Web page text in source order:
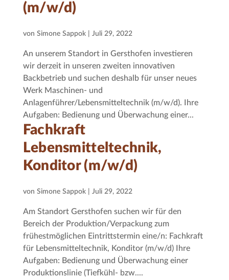
(m/w/d)
von Simone Sappok| Juli 29, 2022
An unserem Standort in Gersthofen investieren
wir derzeit in unseren zweiten innovativen
Backbetrieb und suchen deshalb für unser neues
Werk Maschinen- und
Anlagenführer/Lebensmitteltechnik (m/w/d). Ihre
Aufgaben: Bedienung und Überwachung einer...
Fachkraft
Lebensmitteltechnik,
Konditor (m/w/d)
von Simone Sappok| Juli 29, 2022
Am Standort Gersthofen suchen wir für den
Bereich der Produktion/Verpackung zum
frühestmöglichen Eintrittstermin eine/n: Fachkraft
für Lebensmitteltechnik, Konditor (m/w/d) Ihre
Aufgaben: Bedienung und Überwachung einer
Produktionslinie (Tiefkühl- bzw....